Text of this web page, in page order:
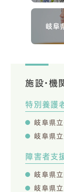
岐阜
施設・機
特別養護
岐阜県
岐阜県
障害者支
岐阜県
岐阜県